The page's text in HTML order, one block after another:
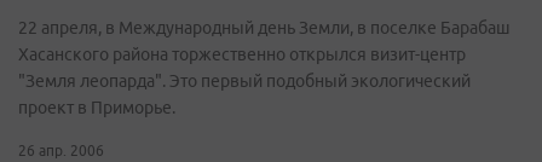
22 апреля, в Международный день Земли, в поселке Барабаш
Хасанского района торжественно открылся визит-центр
"Земля леопарда". Это первый подобный экологический
проект в Приморье.
26 апр. 2006